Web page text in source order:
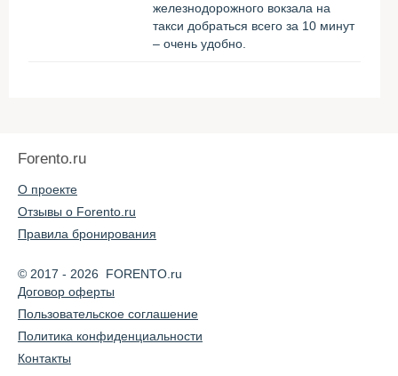
железнодорожного вокзала на
такси добраться всего за 10 минут
– очень удобно.
Forento.ru
О проекте
Отзывы о Forento.ru
Правила бронирования
© 2017 - 2026 FORENTO.ru
Договор оферты
Пользовательское соглашение
Политика конфиденциальности
Контакты